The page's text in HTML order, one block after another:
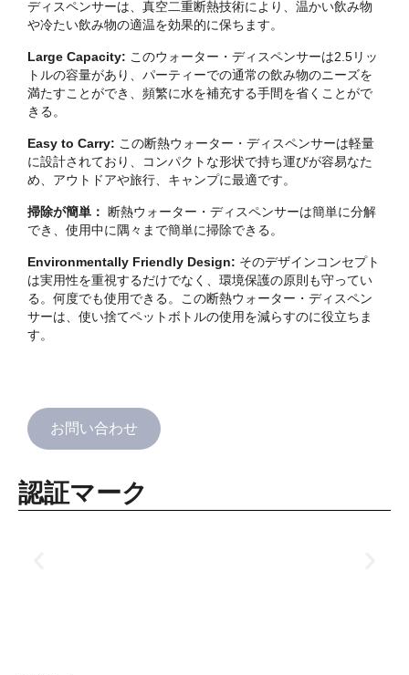
ディスペンサーは、真空二重断熱技術により、温かい飲み物
や冷たい飲み物の適温を効果的に保ちます。
Large Capacity: このウォーター・ディスペンサーは2.5リッ
トルの容量があり、パーティーでの通常の飲み物のニーズを
満たすことができ、頻繁に水を補充する手間を省くことがで
きる。
Easy to Carry: この断熱ウォーター・ディスペンサーは軽量
に設計されており、コンパクトな形状で持ち運びが容易なた
め、アウトドアや旅行、キャンプに最適です。
掃除が簡単：
断熱ウォーター・ディスペンサーは簡単に分解
でき、使用中に隅々まで簡単に掃除できる。
Environmentally Friendly Design: そのデザインコンセプト
は実用性を重視するだけでなく、環境保護の原則も守ってい
る。何度でも使用できる。この断熱ウォーター・ディスペン
サーは、使い捨てペットボトルの使用を減らすのに役立ちま
す。
お問い合わせ
認証マーク